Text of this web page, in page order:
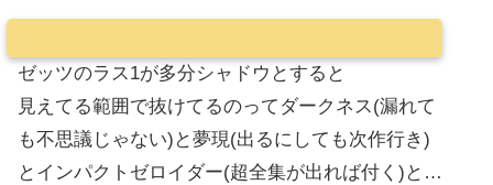
ゼッツのラス1が多分シャドウとすると
見えてる範囲で抜けてるのってダークネス(漏れて
も不思議じゃない)と夢現(出るにしても次作行き)
とインパクトゼロイダー(超全集が出れば付く)と…